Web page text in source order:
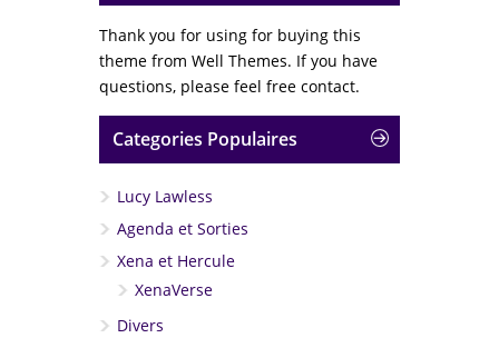
Thank you for using for buying this
theme from Well Themes. If you have
questions, please feel free contact.
Categories Populaires
Lucy Lawless
Agenda et Sorties
Xena et Hercule
XenaVerse
Divers